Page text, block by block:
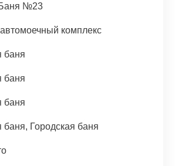
№23
комплекс
баня
баня
баня
баня, Городская баня